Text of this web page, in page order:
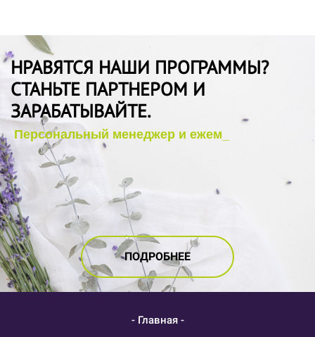
НРАВЯТСЯ НАШИ ПРОГРАММЫ?
СТАНЬТЕ ПАРТНЕРОМ И
ЗАРАБАТЫВАЙТЕ.
ПОДРОБНЕЕ
- Главная -